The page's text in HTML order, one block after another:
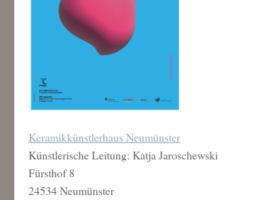
Keramikkünstlerhaus Neumünster
Künstlerische Leitung: Katja Jaroschewski
Fürsthof 8
24534 Neumünster